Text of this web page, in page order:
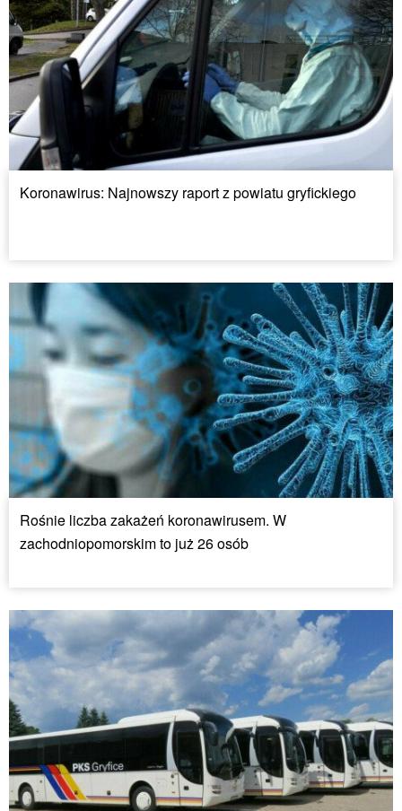
Koronawirus: Najnowszy raport z powiatu gryfickiego
Rośnie liczba zakażeń koronawirusem. W
zachodniopomorskim to już 26 osób